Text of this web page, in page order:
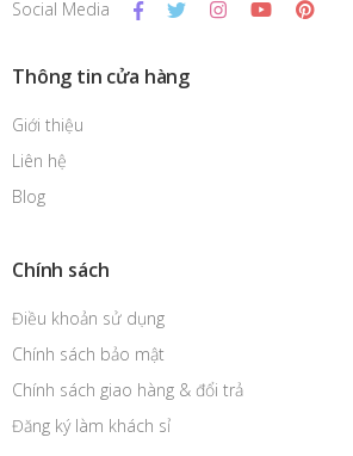
Social Media
Thông tin cửa hàng
Giới thiệu
Liên hệ
Blog
Chính sách
Điều khoản sử dụng
Chính sách bảo mật
Chính sách giao hàng & đổi trả
Đăng ký làm khách sỉ